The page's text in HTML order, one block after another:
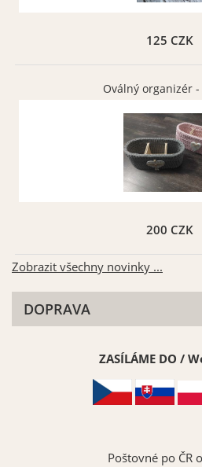
Béžová matná 082
125 CZK
Oválný organizér -
200 CZK
Zobrazit všechny novinky ...
DOPRAVA
ZASÍLÁME DO /
Poštovné po ČR